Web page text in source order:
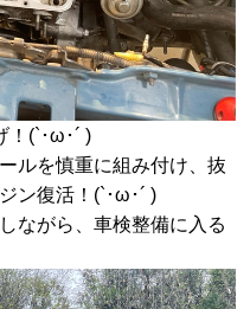
！(`･ω･´ )
ルを慎重に組み付け、抜
ン復活！(`･ω･´ )
ながら、車検整備に入る